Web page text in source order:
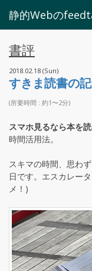
静的Webの
書評
2018.02.18 (Sun)
すきま読書の
(所要時間 : 約1〜2分)
スマホ見るなら本を
時間活用法。
スキマの時間、思わ
日です。エスカレー
メ！)